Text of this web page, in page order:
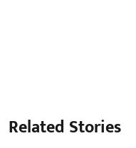
Related Stories